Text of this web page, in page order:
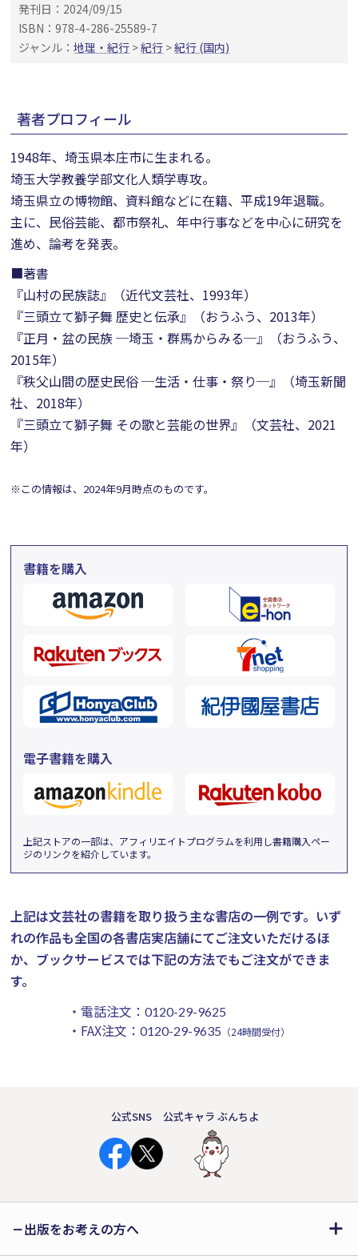
発刊日：2024/09/15
ISBN：978-4-286-25589-7
ジャンル：地理・紀行 >紀行 >紀行 (国内)
著者プロフィール
1948年、埼玉県本庄市に生まれる。
埼玉大学教養学部文化人類学専攻。
埼玉県立の博物館、資料館などに在籍、平成19年退職。
主に、民俗芸能、都市祭礼、年中行事などを中心に研究を
進め、論考を発表。
■著書
『山村の民族誌』（近代文芸社、1993年）
『三頭立て獅子舞 歴史と伝承』（おうふう、2013年）
『正月・盆の民族 ─埼玉・群馬からみる─』（おうふう、
2015年）
『秩父山間の歴史民俗 ─生活・仕事・祭り─』（埼玉新聞
社、2018年）
『三頭立て獅子舞 その歌と芸能の世界』（文芸社、2021
年）
※この情報は、2024年9月時点のものです。
書籍を購入
電子書籍を購入
上記ストアの一部は、アフィリエイトプログラムを利用し書籍購入ペー
ジのリンクを紹介しています。
上記は文芸社の書籍を取り扱う主な書店の一例です。 いず
れの作品も全国の各書店実店舗にてご注文いただけるほ
か、ブックサービスでは下記の方法でもご注文ができま
す。
・電話注文： 0120-29-9625
・FAX注文： 0120-29-9635 （24時間受付）
公式SNS 公式キャラ ぶんちよ
出版をお考えの方へ